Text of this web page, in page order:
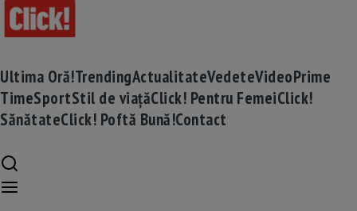
Ultima Oră!TrendingActualitateVedeteVideoPrime
TimeSportStil de viațăClick! Pentru FemeiClick!
SănătateClick! Poftă Bună!Contact